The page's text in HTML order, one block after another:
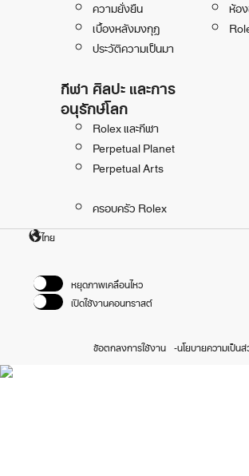
ความยั่งยืน
เบื้องหลังมงกุฎ
ประวัติความเป็นมา
กีฬา ศิลปะ และการ
อนุรักษ์โลก
Rolex และกีฬา
Perpetual Planet
Perpetual Arts
ครอบครัว Rolex
ห้อ
ไทย
หยุดภาพเคลื่อนไหว
เปิดใช้งานคอนทราสต์
ข้อตกลงการใช้งาน นโยบายความเป็น